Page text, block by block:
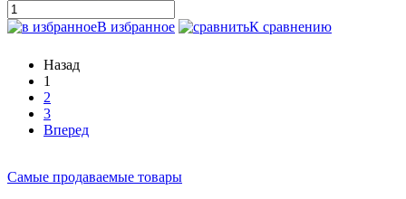
В избранное К сравнению
Назад
1
2
3
Вперед
Самые продаваемые товары